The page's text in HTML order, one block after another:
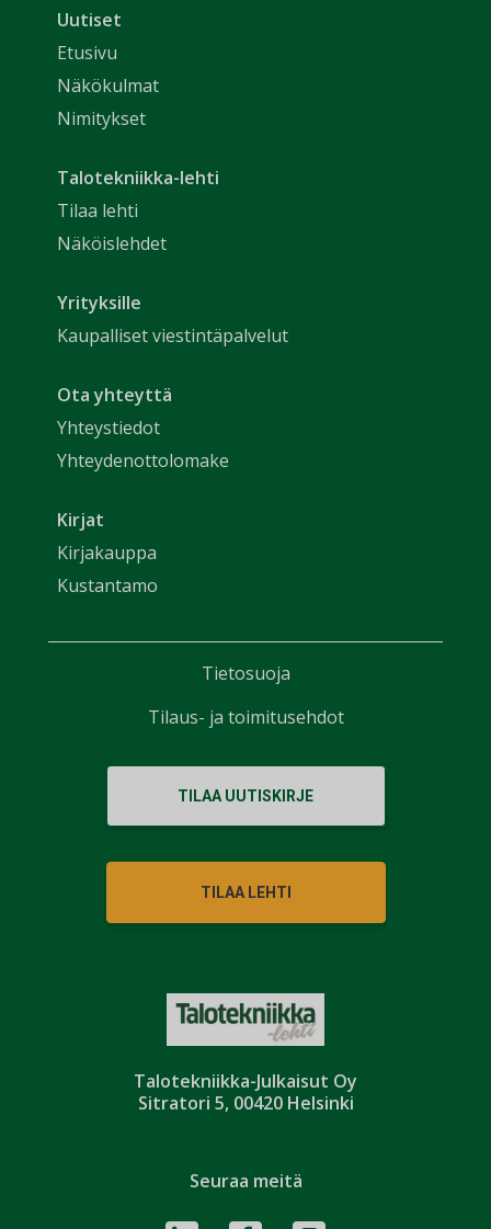
Talotekniikka-Julkaisut Oy
Sitratori 5, 00420 Helsinki
Uutiset
Etusivu
Näkökulmat
Nimitykset
Talotekniikka-lehti
Tilaa lehti
Näköislehdet
Yrityksille
Kaupalliset viestintäpalvelut
Ota yhteyttä
Yhteystiedot
Yhteydenottolomake
Kirjat
Kirjakauppa
Kustantamo
TILAA UUTISKIRJE
TILAA LEHTI
Seuraa meitä
Tietosuoja
Tilaus- ja toimitusehdot